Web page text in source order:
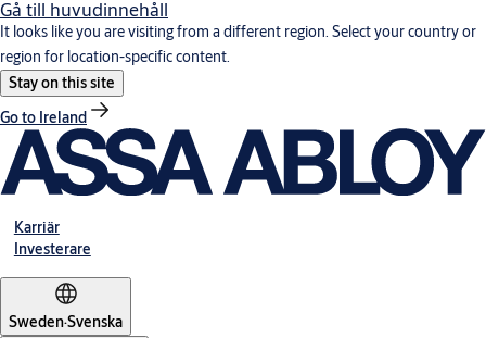
Gå till huvudinnehåll
It looks like you are visiting from a different region. Select your country or
region for location-specific content.
Stay on this site
Go to Ireland
Karriär
Investerare
Sweden·Svenska